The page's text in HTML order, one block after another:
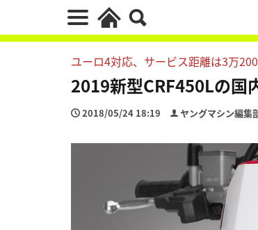
ユーロ4対応、サービス距離は3万
2019新型CRF450Lの国
2018/05/24 18:19 ヤングマシン編集